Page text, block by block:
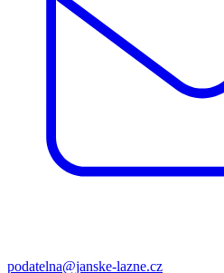
podatelna@janske-lazne.cz